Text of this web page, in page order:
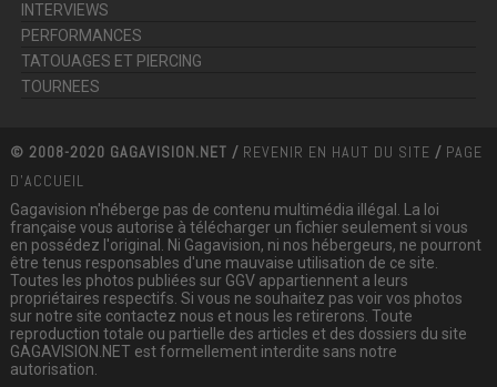
INTERVIEWS
PERFORMANCES
TATOUAGES ET PIERCING
TOURNEES
© 2008-2020 GAGAVISION.NET / REVENIR EN HAUT DU SITE / PAGE
D'ACCUEIL
Gagavision n'héberge pas de contenu multimédia illégal. La loi
française vous autorise à télécharger un fichier seulement si vous
en possédez l'original. Ni Gagavision, ni nos hébergeurs, ne pourront
être tenus responsables d'une mauvaise utilisation de ce site.
Toutes les photos publiées sur GGV appartiennent a leurs
propriétaires respectifs. Si vous ne souhaitez pas voir vos photos
sur notre site contactez nous et nous les retirerons. Toute
reproduction totale ou partielle des articles et des dossiers du site
GAGAVISION.NET est formellement interdite sans notre
autorisation.